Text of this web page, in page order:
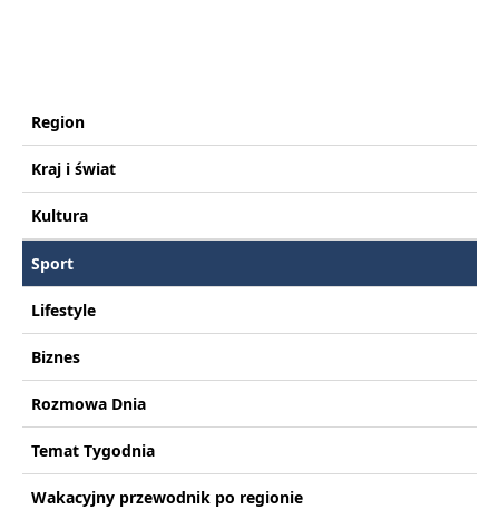
Region
Kraj i świat
Kultura
Sport
Lifestyle
Biznes
Rozmowa Dnia
Temat Tygodnia
Wakacyjny przewodnik po regionie